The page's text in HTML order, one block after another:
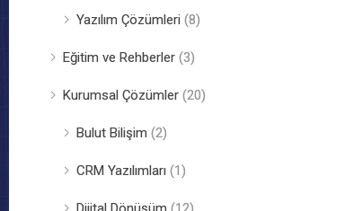
Yazılım Çözümleri(8)
Eğitim ve Rehberler(3)
Kurumsal Çözümler(20)
Bulut Bilişim (2)
CRM Yazılımları(1)